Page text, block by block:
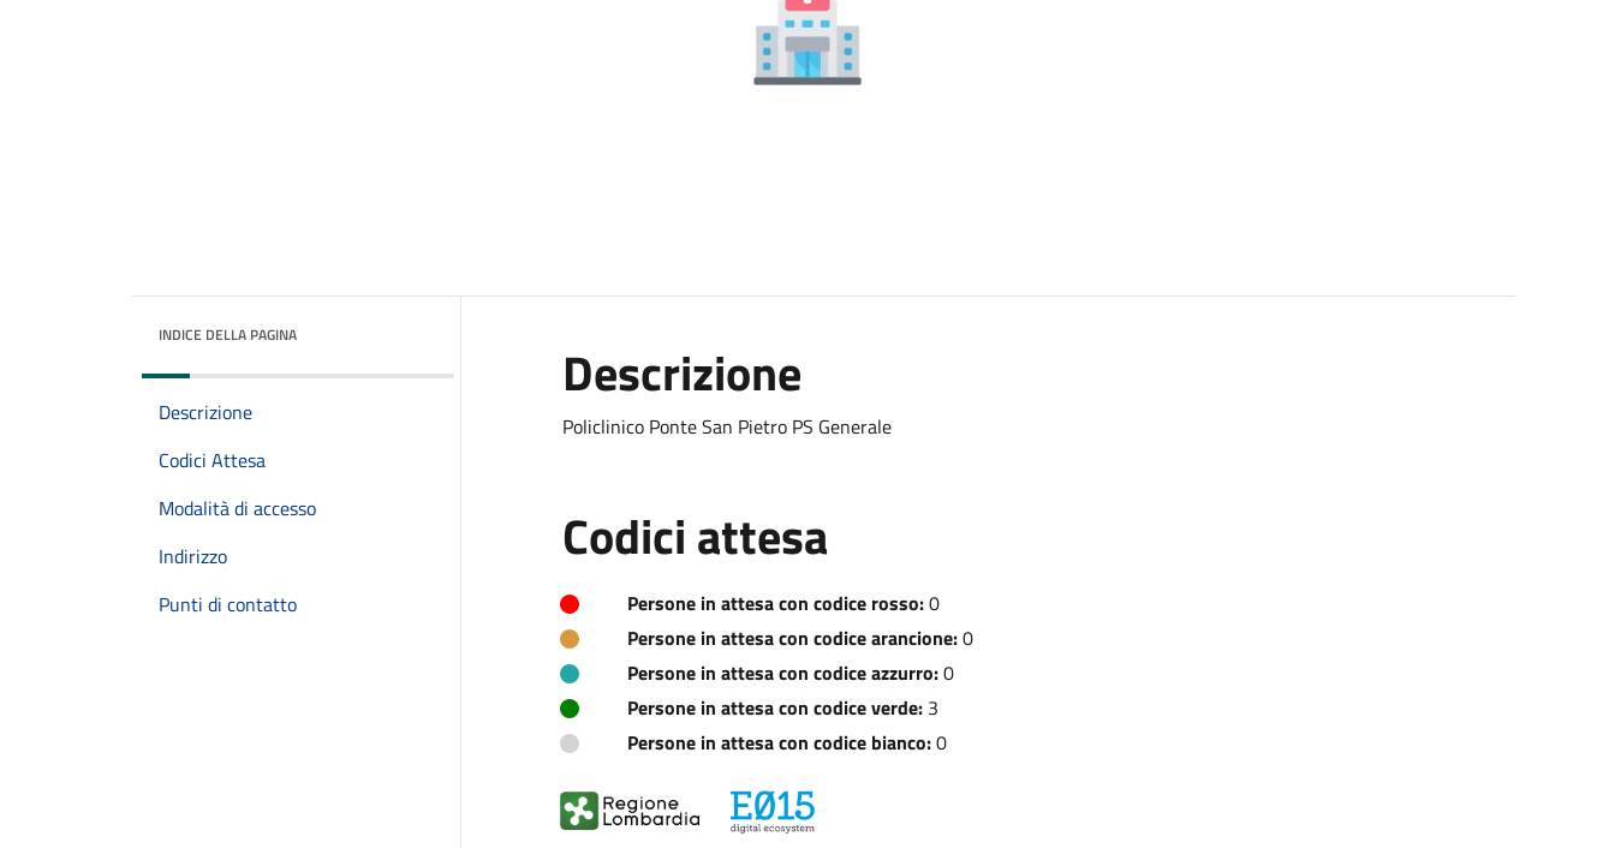
INDICE DELLA PAGINA
Descrizione
Codici Attesa
Modalità di accesso
Indirizzo
Punti di contatto
Descrizione
Policlinico Ponte San Pietro PS Generale
Codici attesa
Persone in attesa con codice rosso:0
Persone in attesa con codice arancione:0
Persone in attesa con codice azzurro:0
Persone in attesa con codice verde:3
Persone in attesa con codice bianco:0